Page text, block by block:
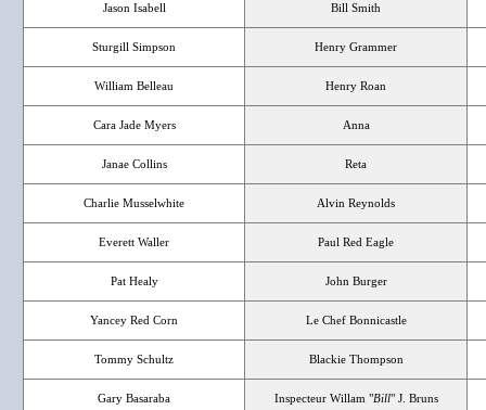
Jason Isabell Bill Smith
Sturgill Simpson Henry Grammer
William Belleau Henry Roan
Cara Jade Myers Anna
Janae Collins Reta
Charlie Musselwhite Alvin Reynolds
Everett Waller Paul Red Eagle
Pat Healy John Burger
Yancey Red Corn Le Chef Bonnicastle
Tommy Schultz Blackie Thompson
Gary Basaraba Inspecteur Willam "Bill" J. Bruns